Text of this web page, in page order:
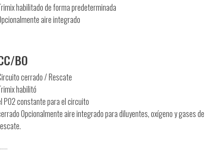
habilitado de forma predeterminada
aire integrado
BO
cerrado / Rescate
habilitó
PO2 constante para el circuito
Opcionalmente aire integrado para diluyentes, oxígeno y gases de